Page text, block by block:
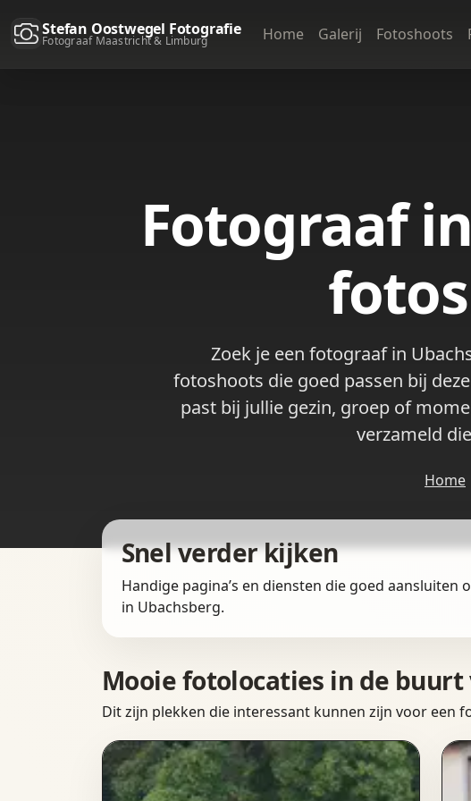
Stefan Oostwegel Fotografie
Fotograaf Maastricht & Limburg Home Galerij Fotoshoots
Fotograaf
Zoek je een fotograaf in
fotoshoots die goed passen bij
past bij jullie gezin, groep of
verzameld
Home
Snel verder kijken
Handige pagina’s en diensten die goed aansluiten
in Ubachsberg.
Mooie fotolocaties in de buurt
Dit zijn plekken die interessant kunnen zijn voor een